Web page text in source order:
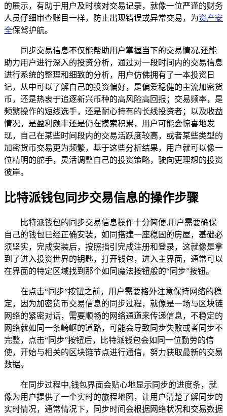
的展示，有助于用户及时核对交易记录，就像一位严谨的财务
人员仔细审查账目一样，防止出现错误或异常交易，为资产安
全保驾护航。
同步交易信息不仅能帮助用户掌握当下的交易情况,还能
助力用户进行深入的投资分析，通过对一段时间内的交易信息
进行系统的整理和细致的分析，用户仿佛拥有了一本投资日
记，从中可以了解自己的投资偏好，是偏爱稳健的主流加密货
币，还是热衷于追逐新兴币种的高风险高回报；交易频率，是
频繁操作的短线选手，还是耐心持有的长线投资者；以及收益
情况，是盈利颇丰还是仍在摸索积累，用户可能会惊喜地发
现，自己在某些时间段内的交易活跃度较高，或者某些类型的
加密货币交易更为频繁，基于这些分析结果，用户就可以像一
位精明的舵手，灵活调整自己的投资策略，驶向更理想的投资
彼岸。
比特派钱包同步交易信息的操作步骤
比特派钱包的同步交易信息操作十分简便,用户需要确保
自己的钱包已经正确安装，如同搭建一座稳固的房屋，基础必
须坚实，完成安装后，按照指引完成注册和登录，这就像是拿
到了进入投资世界的钥匙，打开钱包，进入主界面，通常可以
在界面的特定区域找到那个如同魔法按钮般的“同步”按钮。
在点击“同步”按钮之前，用户需要格外注意保持网络的稳
定，因为加密货币交易信息的同步过程，就像是一场与区块链
网络的紧密对话，需要顺畅的网络通道来传递信息，不稳定的
网络就如同一条崎岖的道路，可能会导致同步失败或者同步不
完整，点击“同步”按钮后，比特派钱包会如同一位勤劳的信
使，开始与相关的区块链节点进行通信，努力获取最新的交易
数据。
在同步过程中,钱包界面会贴心地显示同步的进度条，就
像为用户提供了一个实时的旅程地图，让用户清楚了解同步的
实时情况，通常情况下，同步时间会根据网络状况和交易数据